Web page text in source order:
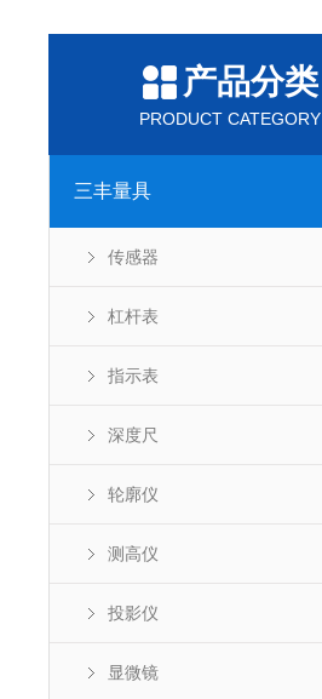
产品分类
PRODUCT CATEGORY
三丰量具
传感器
杠杆表
指示表
深度尺
轮廓仪
测高仪
投影仪
显微镜